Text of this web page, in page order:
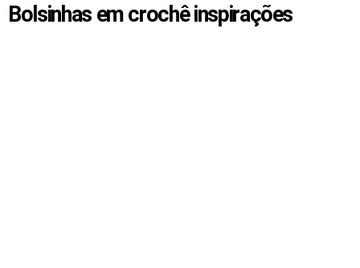
Bolsinhas em crochê inspirações